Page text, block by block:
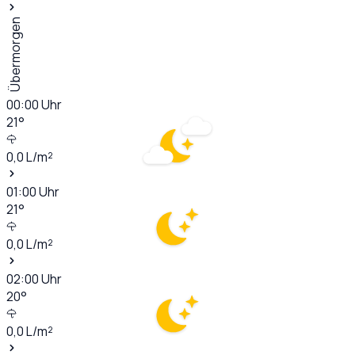
Übermorgen
00:00Uhr
21°
0,0L/m²
01:00Uhr
21°
0,0L/m²
02:00Uhr
20°
0,0L/m²